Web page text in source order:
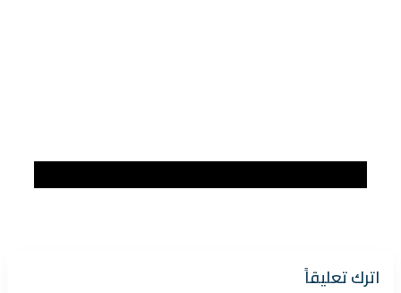
اترك تعليقاً